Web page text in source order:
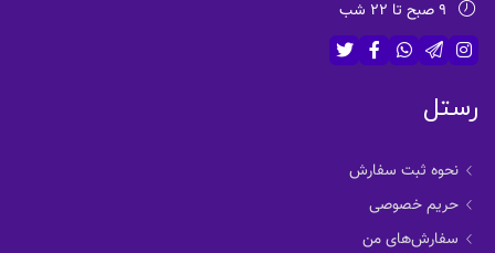
9 صبح تا 22 شب
رستل
نحوه ثبت سفارش
حریم خصوصی
سفارش‌های من